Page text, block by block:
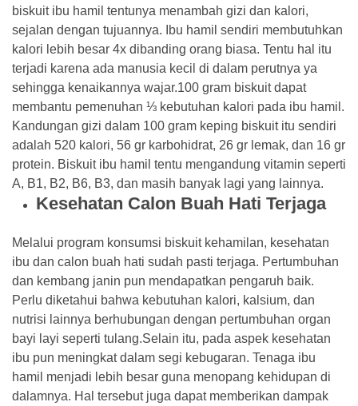
biskuit ibu hamil tentunya menambah gizi dan kalori,
sejalan dengan tujuannya. Ibu hamil sendiri membutuhkan
kalori lebih besar 4x dibanding orang biasa. Tentu hal itu
terjadi karena ada manusia kecil di dalam perutnya ya
sehingga kenaikannya wajar.100 gram biskuit dapat
membantu pemenuhan ⅓ kebutuhan kalori pada ibu hamil.
Kandungan gizi dalam 100 gram keping biskuit itu sendiri
adalah 520 kalori, 56 gr karbohidrat, 26 gr lemak, dan 16 gr
protein. Biskuit ibu hamil tentu mengandung vitamin seperti
A, B1, B2, B6, B3, dan masih banyak lagi yang lainnya.
Kesehatan Calon Buah Hati Terjaga
Melalui program konsumsi biskuit kehamilan, kesehatan
ibu dan calon buah hati sudah pasti terjaga. Pertumbuhan
dan kembang janin pun mendapatkan pengaruh baik.
Perlu diketahui bahwa kebutuhan kalori, kalsium, dan
nutrisi lainnya berhubungan dengan pertumbuhan organ
bayi layi seperti tulang.Selain itu, pada aspek kesehatan
ibu pun meningkat dalam segi kebugaran. Tenaga ibu
hamil menjadi lebih besar guna menopang kehidupan di
dalamnya. Hal tersebut juga dapat memberikan dampak